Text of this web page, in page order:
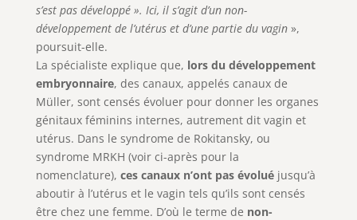
s’est pas développé ». Ici, il s’agit d’un non-
développement de l’utérus et d’une partie du vagin»,
poursuit-elle.
La spécialiste explique que, lors du développement
embryonnaire, des canaux, appelés canaux de
Müller, sont censés évoluer pour donner les organes
génitaux féminins internes, autrement dit vagin et
utérus. Dans le syndrome de Rokitansky, ou
syndrome MRKH (voir ci-après pour la
nomenclature), ces canaux n’ont pas évoluéjusqu’à
aboutir à l’utérus et le vagin tels qu’ils sont censés
être chez une femme. D’où le terme de non-